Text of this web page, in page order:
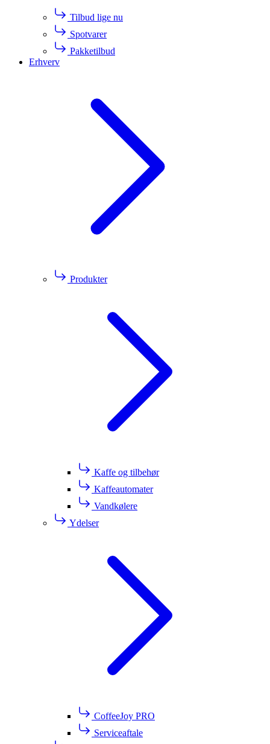
Tilbud lige nu
Spotvarer
Pakketilbud
Erhverv
Produkter
Kaffe og tilbehør
Kaffeautomater
Vandkølere
Ydelser
CoffeeJoy PRO
Serviceaftale